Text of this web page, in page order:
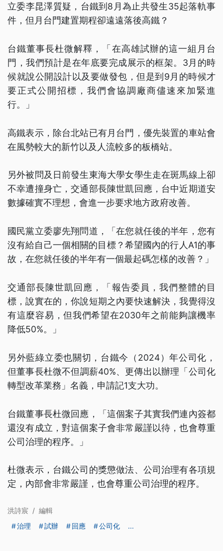
立委李昆澤質疑，台鐵到8月為止共發生35起落軌事
件，但月台門建置期程卻遠遠落後高鐵？
台鐵董事長杜微解釋，「在高雄試辦的這一組月台
門，我們預計是在年底要完成展示的框架。3月的時
候就說公開設計以及要做發包，但是到9月的時候才
要正式公開招標，我們會協調廠商儘速來加緊進
行。」
高鐵表示，除台北站已有月台門，優先裝置的車站會
在風勢較大的新竹以及人流較多的板橋站。
另外被問及日前發生東海大學女學生走在斑馬線上卻
不幸遭撞身亡，交通部長陳世凱回應，台中近期道安
數據確實不理想，會進一步要求地方政府改善。
國民黨立委廖先翔問道，「在您就任後的半年，您有
沒有給自己一個相關的目標？希望國內的行人A1的事
故，在您就任後的半年有一個最起碼怎樣的改善？」
交通部長陳世凱回應，「報告委員，我們整體的目
標，說實在的，你說短期之內要快速解決，我覺得沒
有這麼容易，但我們希望在2030年之前能夠讓機率
降低50%。」
另外藍綠立委也關切，台鐵今（2024）年公司化，
但董事長杜微不但調薪40%、更傳出以辦理「公司化
轉型改革業務」名義，申請記1支大功。
台鐵董事長杜微回應，「這個案子其實我們連內簽都
還沒有成立，對這個案子會非常嚴謹以待，也會尊重
公司治理的程序。」
杜微表示，台鐵公司的獎懲做法、公司治理有各項規
定，內部會非常嚴謹，也會尊重公司治理的程序。
洪詩宸 / 編輯
治理
試辦 回應 公司化 ...